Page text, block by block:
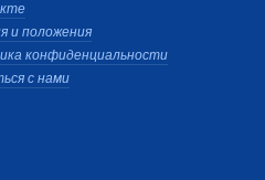
и положения
конфиденциальности
с нами